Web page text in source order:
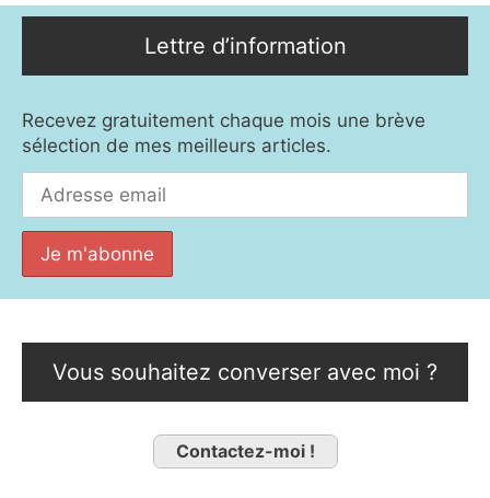
Lettre d’information
Recevez gratuitement chaque mois une brève
sélection de mes meilleurs articles.
Vous souhaitez converser avec moi ?
Contactez-moi !